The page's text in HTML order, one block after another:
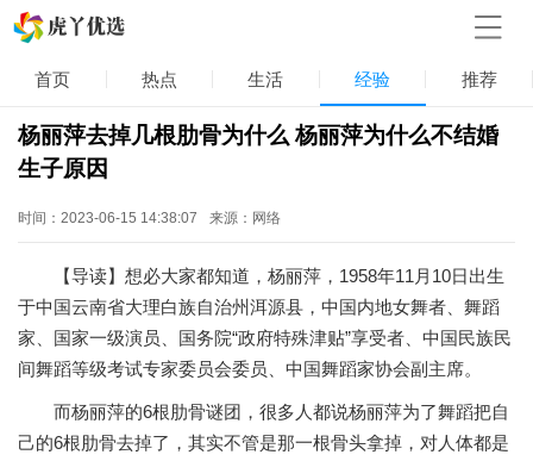
首页 热点 生活 经验 推荐
杨丽萍去掉几根肋骨为什么 杨丽萍为什么不结婚
生子原因
时间：2023-06-15 14:38:07 来源：网络
【导读】想必大家都知道，杨丽萍，1958年11月10日出生
于中国云南省大理白族自治州洱源县，中国内地女舞者、舞蹈
家、国家一级演员、国务院“政府特殊津贴”享受者、中国民族民
间舞蹈等级考试专家委员会委员、中国舞蹈家协会副主席。
而杨丽萍的6根肋骨谜团，很多人都说杨丽萍为了舞蹈把自
己的6根肋骨去掉了，其实不管是那一根骨头拿掉，对人体都是